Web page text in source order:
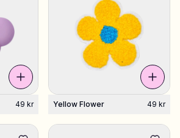
49 kr Yellow Flower 49 kr